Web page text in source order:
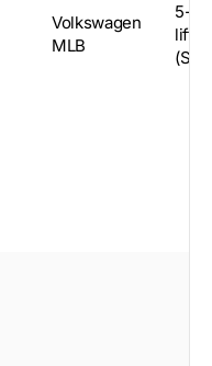
Volkswagen
MLB
5-